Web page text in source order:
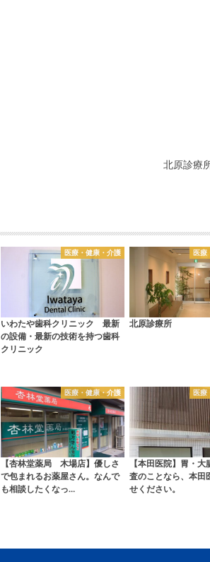
北原診療
医療・健康・介護
いわたや歯科クリニック 最新
の設備・最新の技術を持つ歯科
クリニック
医療
北原診療所
医療・健康・介護
【杏林堂薬局 木場店】優しさ
で包まれるお薬屋さん。なんで
も相談したくなっ…
医療
【本田医院】胃・大
査のことなら、本田
せください。